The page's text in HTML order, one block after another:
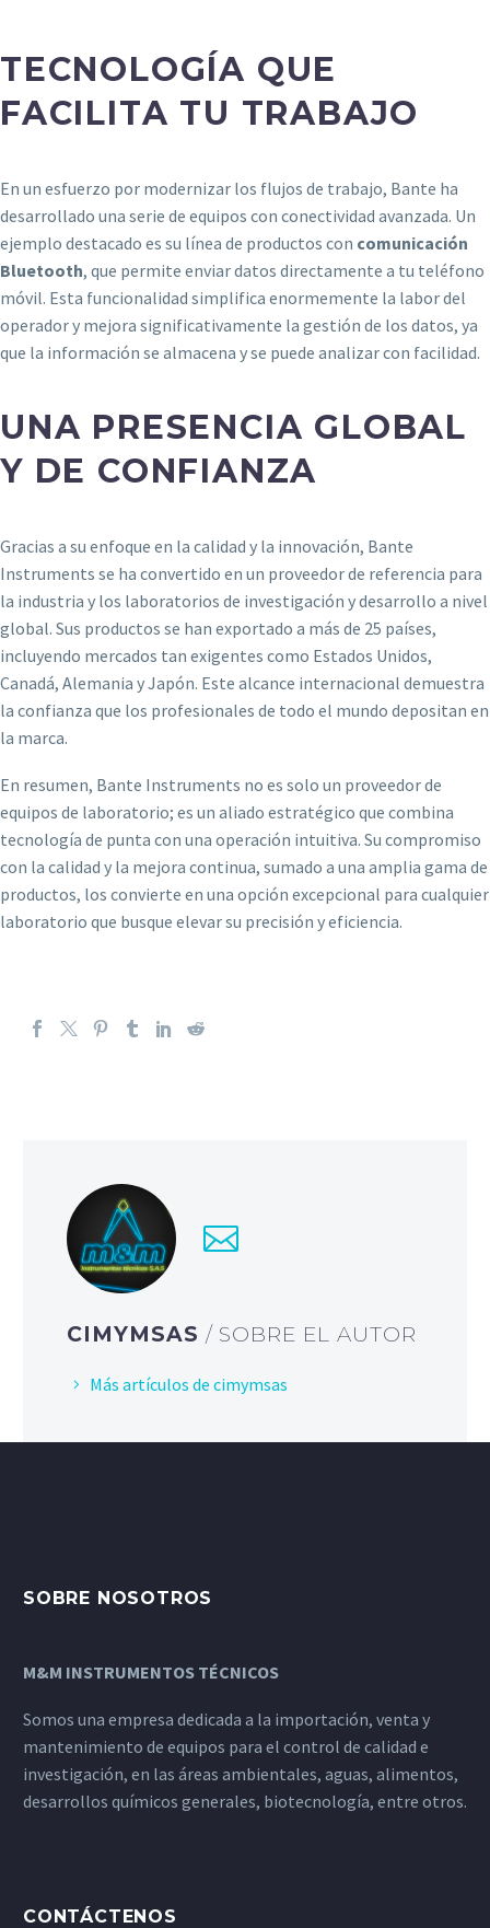
TECNOLOGÍA QUE
FACILITA TU TRABAJO
En un esfuerzo por modernizar los flujos de trabajo, Bante ha
desarrollado una serie de equipos con conectividad avanzada. Un
ejemplo destacado es su línea de productos con comunicación
Bluetooth, que permite enviar datos directamente a tu teléfono
móvil. Esta funcionalidad simplifica enormemente la labor del
operador y mejora significativamente la gestión de los datos, ya
que la información se almacena y se puede analizar con facilidad.
UNA PRESENCIA GLOBAL
Y DE CONFIANZA
Gracias a su enfoque en la calidad y la innovación, Bante
Instruments se ha convertido en un proveedor de referencia para
la industria y los laboratorios de investigación y desarrollo a nivel
global. Sus productos se han exportado a más de 25 países,
incluyendo mercados tan exigentes como Estados Unidos,
Canadá, Alemania y Japón. Este alcance internacional demuestra
la confianza que los profesionales de todo el mundo depositan en
la marca.
En resumen, Bante Instruments no es solo un proveedor de
equipos de laboratorio; es un aliado estratégico que combina
tecnología de punta con una operación intuitiva. Su compromiso
con la calidad y la mejora continua, sumado a una amplia gama de
productos, los convierte en una opción excepcional para cualquier
laboratorio que busque elevar su precisión y eficiencia.
CIMYMSAS / SOBRE EL AUTOR
Más artículos de cimymsas
SOBRE NOSOTROS
M&M INSTRUMENTOS TÉCNICOS
Somos una empresa dedicada a la importación, venta y
mantenimiento de equipos para el control de calidad e
investigación, en las áreas ambientales, aguas, alimentos,
desarrollos químicos generales, biotecnología, entre otros.
CONTÁCTENOS